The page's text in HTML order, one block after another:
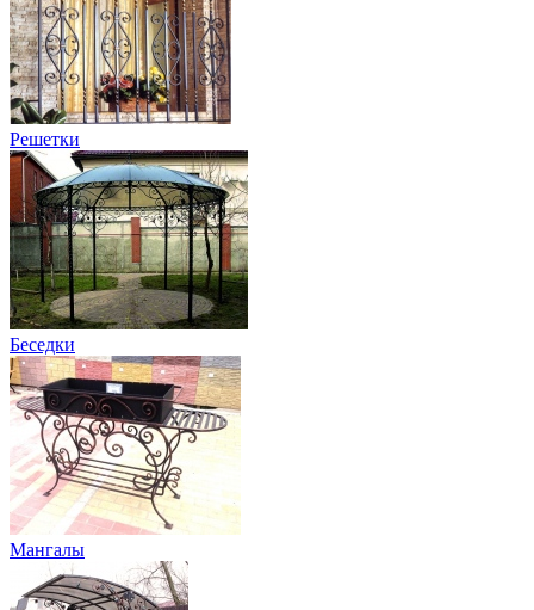
Решетки
Беседки
Мангалы